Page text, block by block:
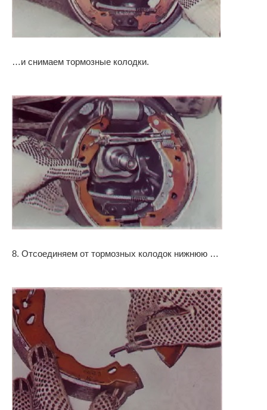
…и снимаем тормозные колодки.
8. Отсоединяем от тормозных колодок нижнюю …